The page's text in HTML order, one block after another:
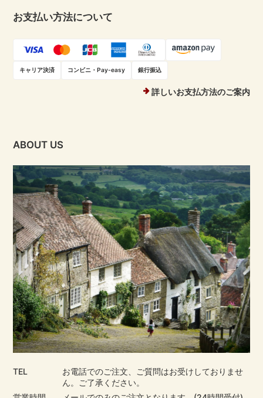
お支払い方法について
キャリア決済 コンビニ・Pay-easy 銀行振込
詳しいお支払方法のご案内
ABOUT US
TEL
お電話でのご注文、ご質問はお受けしておりませ
ん。ご了承ください。